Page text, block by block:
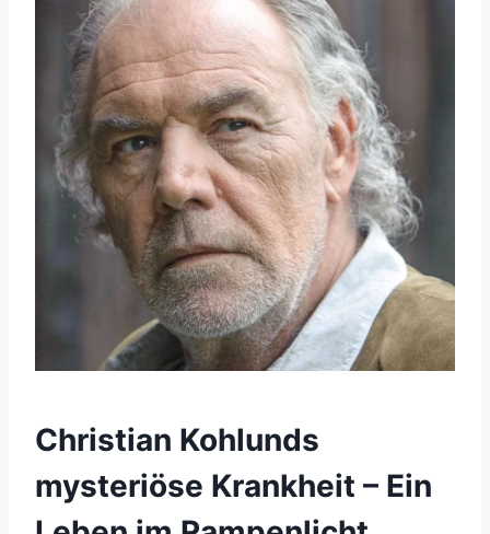
Christian Kohlunds
mysteriöse Krankheit – Ein